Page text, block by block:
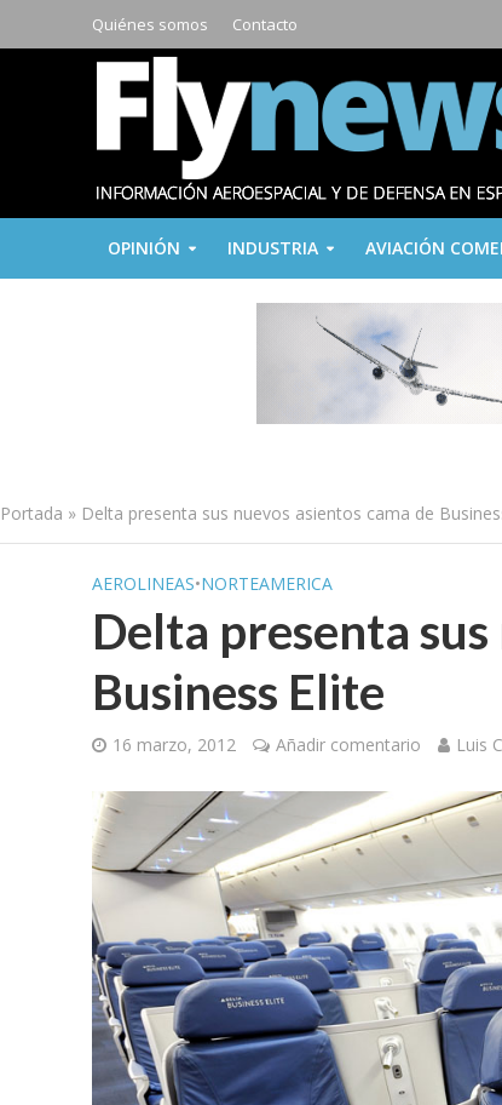
Quiénes somos Contacto
OPINIÓN INDUSTRIA AVIACIÓN
Portada » Delta presenta sus nuevos asientos cama de
AEROLINEAS•NORTEAMERICA
Delta presenta
Business Elite
16 marzo, 2012 Añadir comentario Luis